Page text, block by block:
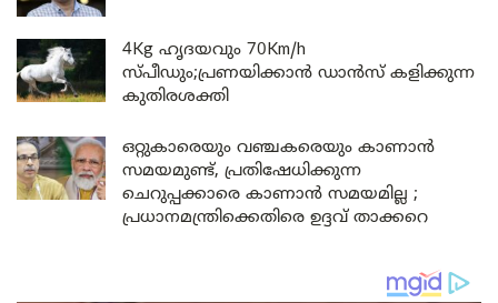
4Kg ഹൃദയവും 70Km/h
സ്പീഡും;പ്രണയിക്കാൻ ഡാൻസ് കളിക്കുന്ന
കുതിരശക്തി
ഒറ്റുകാരെയും വഞ്ചകരെയും കാണാൻ
സമയമുണ്ട്, പ്രതിഷേധിക്കുന്ന
ചെറുപ്പക്കാരെ കാണാൻ സമയമില്ല ;
പ്രധാനമന്ത്രിക്കെതിരെ ഉദ്ദവ് താക്കറെ